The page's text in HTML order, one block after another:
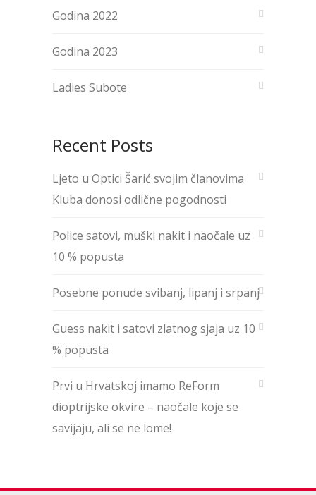
Godina 2022
Godina 2023
Ladies Subote
Recent Posts
Ljeto u Optici Šarić svojim članovima
Kluba donosi odlične pogodnosti
Police satovi, muški nakit i naočale uz
10 % popusta
Posebne ponude svibanj, lipanj i srpanj
Guess nakit i satovi zlatnog sjaja uz 10
% popusta
Prvi u Hrvatskoj imamo ReForm
dioptrijske okvire – naočale koje se
savijaju, ali se ne lome!